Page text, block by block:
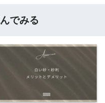
でみる